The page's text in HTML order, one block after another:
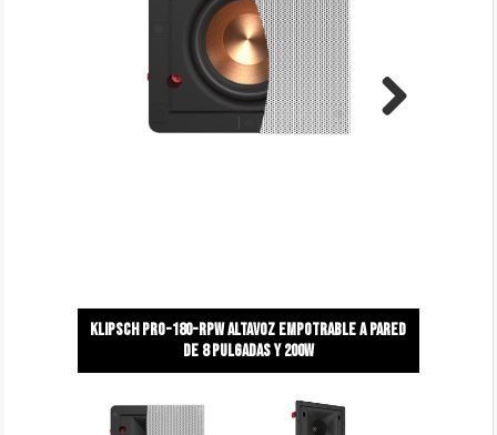
Klipsch pro-180-Rpw altavoz empotrable a pared
de 8 pulgadas y 200w